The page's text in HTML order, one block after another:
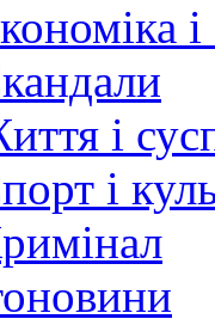
і
і
і